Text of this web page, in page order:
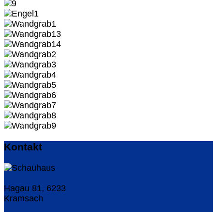
Kontakt
Hagau 81, 6233
Kramsach